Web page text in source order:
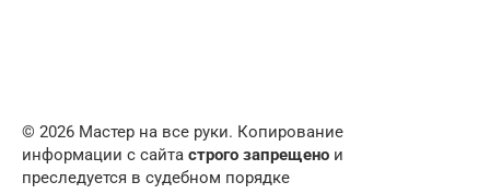
© 2026 Мастер на все руки. Копирование
информации с сайта строго запрещено и
преследуется в судебном порядке